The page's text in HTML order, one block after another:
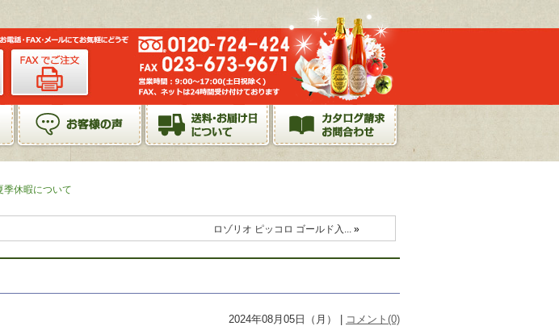
季休暇について
ロゾリオ ピッコロ ゴールド入... »
2024年08月05日（月） | コメント(0)